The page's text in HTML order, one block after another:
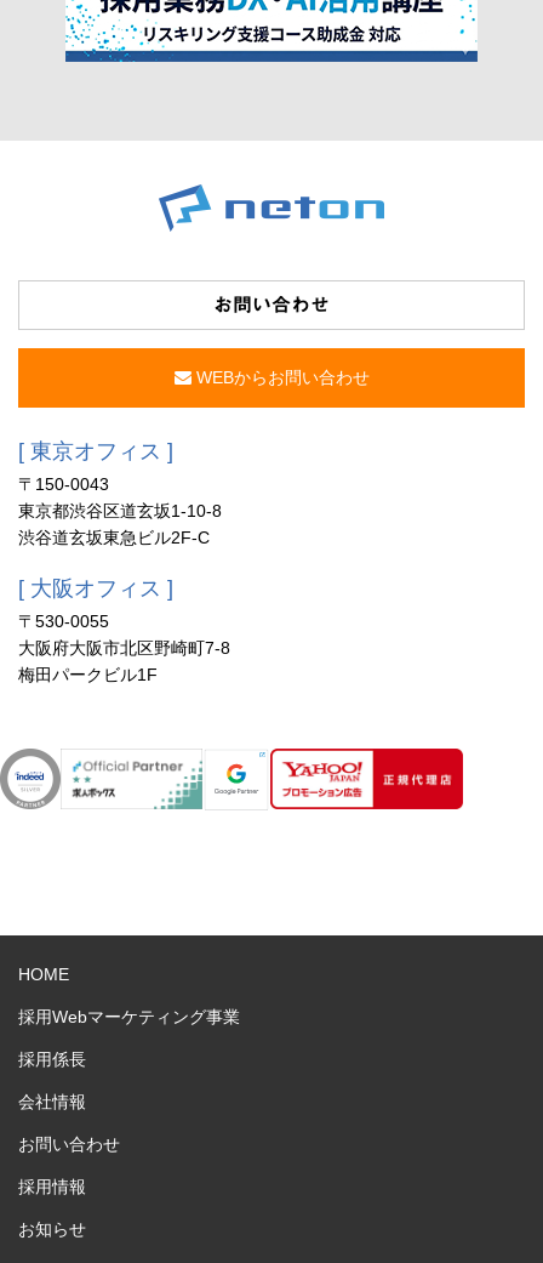
お問い合わせ
WEBからお問い合わせ
[ 東京オフィス ]
〒150-0043
東京都渋谷区道玄坂1-10-8
渋谷道玄坂東急ビル2F-C
[ 大阪オフィス ]
〒530-0055
大阪府大阪市北区野崎町7-8
梅田パークビル1F
HOME
採用Webマーケティング事業
採用係長
会社情報
お問い合わせ
採用情報
お知らせ